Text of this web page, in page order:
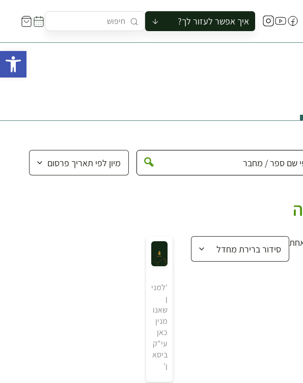
איך אפשר לעזור לך?
להזמין סיור לקבוצה
לתאם ביקור בצריף
'למני
ן
שאנו
מֹנין
כאן
עי"ק
ביסא
ן'